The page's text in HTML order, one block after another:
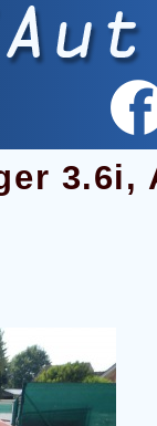
3.6i,